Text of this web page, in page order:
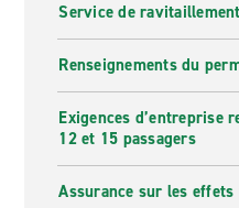
Service de ravitaillement
Renseignements du
Exigences d’entreprise
12 et 15 passagers
Assurance sur les effets